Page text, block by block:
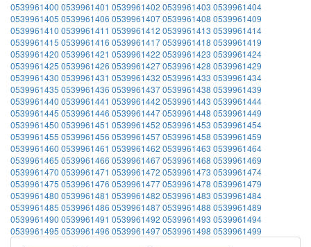
0539961400 0539961401 0539961402 0539961403 0539961404
0539961405 0539961406 05399614070539961408 0539961409
0539961410 0539961411 0539961412 0539961413 0539961414
0539961415 0539961416 05399614170539961418 0539961419
0539961420 0539961421 0539961422 0539961423 0539961424
0539961425 0539961426 05399614270539961428 0539961429
0539961430 0539961431 0539961432 0539961433 0539961434
0539961435 0539961436 05399614370539961438 0539961439
0539961440 0539961441 0539961442 0539961443 0539961444
0539961445 0539961446 05399614470539961448 0539961449
0539961450 0539961451 0539961452 0539961453 0539961454
0539961455 0539961456 05399614570539961458 0539961459
0539961460 0539961461 0539961462 0539961463 0539961464
0539961465 0539961466 05399614670539961468 0539961469
0539961470 0539961471 0539961472 0539961473 0539961474
0539961475 0539961476 05399614770539961478 0539961479
0539961480 0539961481 0539961482 0539961483 0539961484
0539961485 0539961486 05399614870539961488 0539961489
0539961490 0539961491 0539961492 0539961493 0539961494
0539961495 0539961496 05399614970539961498 0539961499